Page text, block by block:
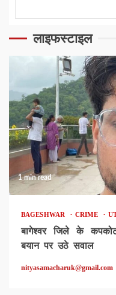
लाइफस्टाइल
1 min read
BAGESHWAR CRIME
बागेश्वर जिले के
बयान पर उठे सवाल
nityasamacharuk@gmail.com